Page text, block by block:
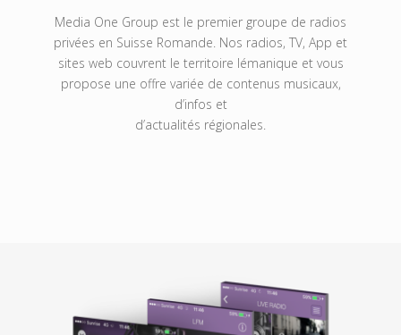
Media One Group est le premier groupe de radios
privées en Suisse Romande. Nos radios, TV, App et
sites web couvrent le territoire lémanique et vous
propose une offre variée de contenus musicaux,
d’infos et
d’actualités régionales.